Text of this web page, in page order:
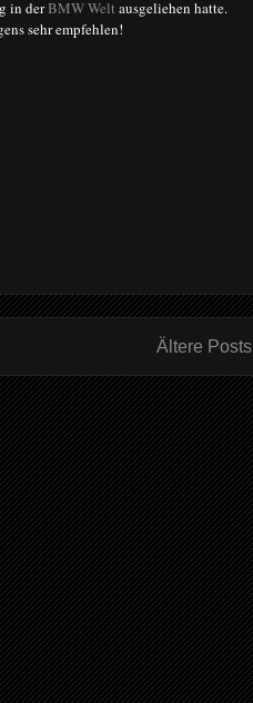
in derBMW Welt ausgeliehen hatte.
sehr empfehlen!
Ältere Posts